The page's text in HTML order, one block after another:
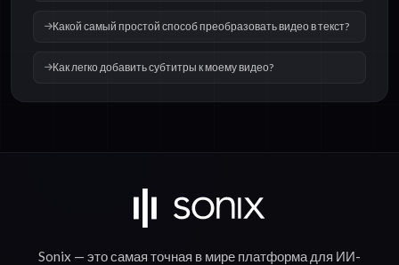
Какой самый простой способ преобразовать видео в текст?
Как легко добавить субтитры к моему видео?
Sonix — это самая точная в мире платформа для ИИ-